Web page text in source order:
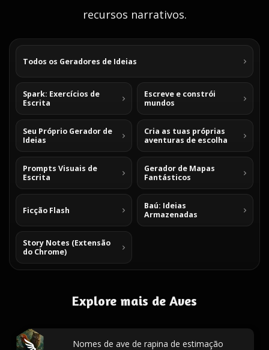
recursos narrativos.
Todos os Geradores de Ideias
Spark: Exercícios de
Escrita
Escreve e constrói
mundos
Seu Próprio Gerador de
Ideias
Cria as tuas próprias
aventuras de escolha
Prompts Visuais de
Escrita
Gerador de Mapas
Fantásticos
Ficção Flash
Baú: Ideias
Armazenadas
Story Notes (Extensão
do Chrome)
Explore mais de Aves
Nomes de ave de rapina de estimação